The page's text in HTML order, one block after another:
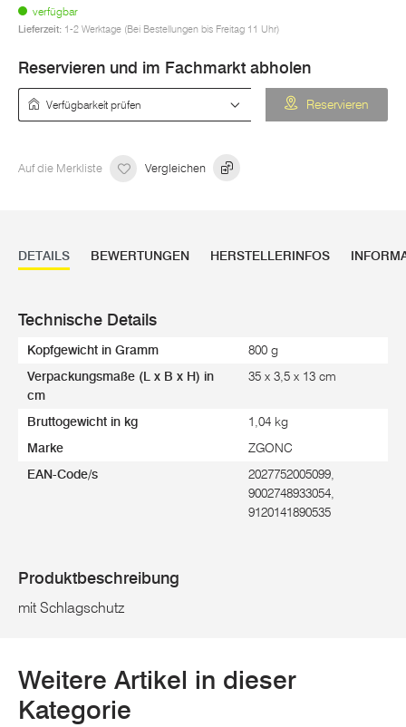
verfügbar
Lieferzeit: 1-2 Werktage (Bei Bestellungen bis Freitag 11 Uhr)
Reservieren und im Fachmarkt abholen
Reservieren
Auf die Merkliste Vergleichen
DETAILS BEWERTUNGEN HERSTELLERINFOS
Technische Details
Kopfgewicht in Gramm 800 g
Verpackungsmaße (L x B x H) in
cm
35 x 3,5 x 13 cm
Bruttogewicht in kg 1,04 kg
Marke ZGONC
EAN-Code/s
2027752005099,
9002748933054,
9120141890535
Produktbeschreibung
mit Schlagschutz
Weitere Artikel in dieser
Kategorie